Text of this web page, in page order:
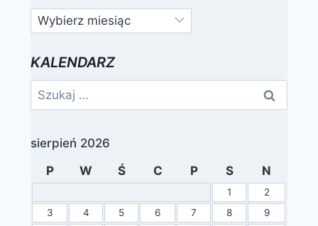
Archiwa
KALENDARZ
Szukaj:
sierpień 2026
P
W Ś C P S N
1
2
3
4 5 6 7 8
9